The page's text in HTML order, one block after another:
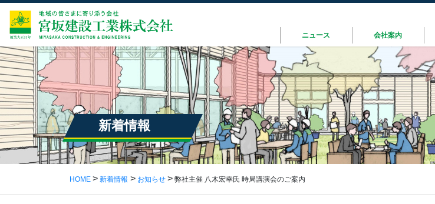
ニュース 会社案内
新着情報
HOME 新着情報 お知らせ 弊社主催 八木宏幸氏 時局講演会のご案内